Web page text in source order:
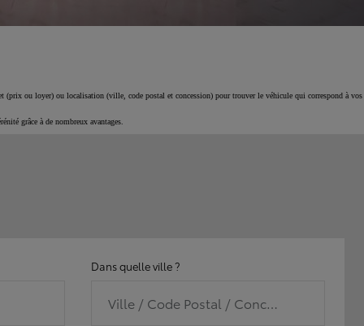
(prix ou loyer) ou localisation (ville, code postal et concession) pour trouver le véhicule qui correspond à vos
grâce à de nombreux avantages.
Dans quelle ville ?
Ville / Code Postal / Concession